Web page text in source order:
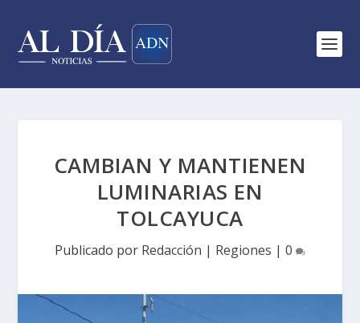
CAMBIAN Y MANTIENEN
LUMINARIAS EN
TOLCAYUCA
Publicado por Redacción | Regiones | 0